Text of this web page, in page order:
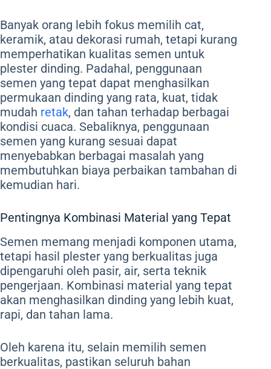
Banyak orang lebih fokus memilih cat,
keramik, atau dekorasi rumah, tetapi kurang
memperhatikan kualitas semen untuk
plester dinding. Padahal, penggunaan
semen yang tepat dapat menghasilkan
permukaan dinding yang rata, kuat, tidak
mudah retak, dan tahan terhadap berbagai
kondisi cuaca. Sebaliknya, penggunaan
semen yang kurang sesuai dapat
menyebabkan berbagai masalah yang
membutuhkan biaya perbaikan tambahan di
kemudian hari.
Pentingnya Kombinasi Material yang Tepat
Semen memang menjadi komponen utama,
tetapi hasil plester yang berkualitas juga
dipengaruhi oleh pasir, air, serta teknik
pengerjaan. Kombinasi material yang tepat
akan menghasilkan dinding yang lebih kuat,
rapi, dan tahan lama.
Oleh karena itu, selain memilih semen
berkualitas, pastikan seluruh bahan